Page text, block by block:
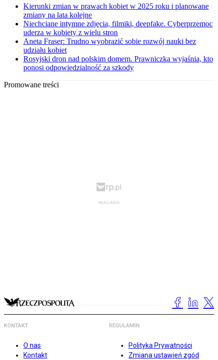
Kierunki zmian w prawach kobiet w 2025 roku i planowane
zmiany na lata kolejne
Niechciane intymne zdjęcia, filmiki, deepfake. Cyberprzemoc
uderza w kobiety z wielu stron
Aneta Fraser: Trudno wyobrazić sobie rozwój nauki bez
udziału kobiet
Rosyjski dron nad polskim domem. Prawniczka wyjaśnia, kto
ponosi odpowiedzialność za szkody
Promowane treści
KONTAKT
O nas
Kontakt
REGULAMIN
Polityka Prywatności
Zmiana ustawień zgód